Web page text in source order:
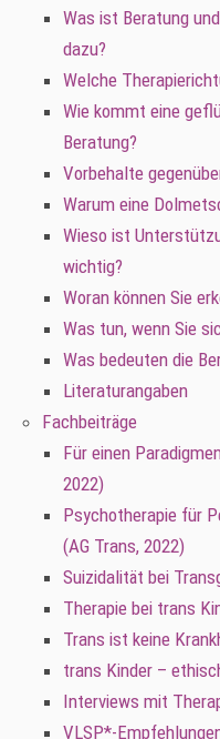
Was ist Beratung
dazu?
Welche
Wie kommt eine
Beratung?
Vorbehalte
Warum eine
Wieso ist
wichtig?
Woran können Sie
Was tun, wenn Sie
Was bedeuten die
Literaturangaben
Fachbeiträge
Für einen
2022)
Psychotherapie für
(AG Trans, 2022)
Suizidalität bei
Therapie bei trans
Trans ist keine
trans Kinder –
Interviews mit
VLSP*-